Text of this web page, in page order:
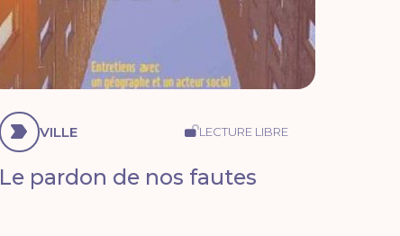
VILLE LECTURE LIBRE
Le pardon de nos fautes